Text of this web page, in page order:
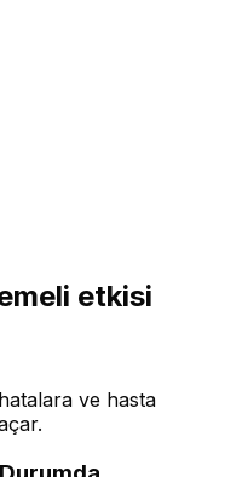
etkisi
ve hasta